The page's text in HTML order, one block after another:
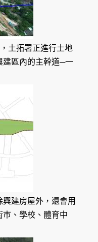
土拓署正進行土地
建區內的主幹道─一
建房屋外，還會用
、學校、體育中